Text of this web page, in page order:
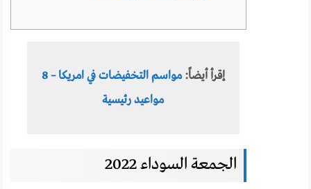
إقرأ أيضاً:
مواسم التخفيضات في امريكا – 8
مواعيد رئيسية
الجمعة السوداء 2022